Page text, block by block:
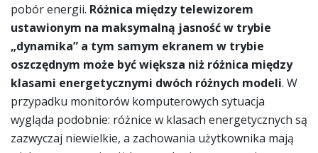
pobór energii. Różnica między telewizorem
ustawionym na maksymalną jasność w trybie
„dynamika” a tym samym ekranem w trybie
oszczędnym może być większa niż różnica między
klasami energetycznymi dwóch różnych modeli. W
przypadku monitorów komputerowych sytuacja
wygląda podobnie: różnice w klasach energetycznych są
zazwyczaj niewielkie, a zachowania użytkownika mają